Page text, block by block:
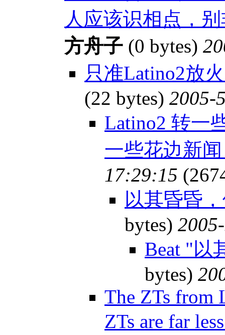
人应该识相点，
方舟子 (0 bytes)
只准Latino2放
(22 bytes) 2005-
Latino2 转一
一些花边新
17:29:15
以其昏昏
bytes)
Beat "以
bytes)
The ZTs from
ZTs are far